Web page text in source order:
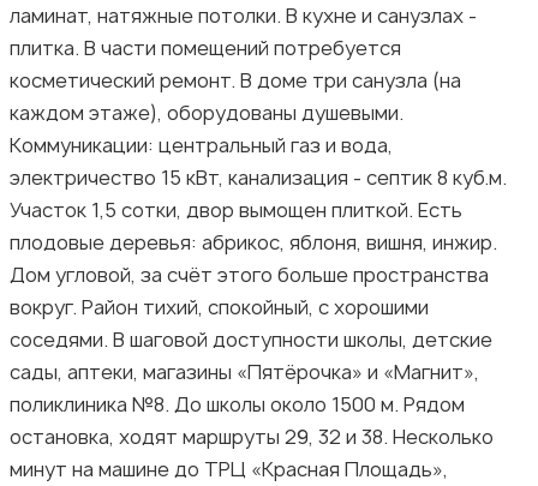
ламинат, натяжные потолки. В кухне и санузлах -
плитка. В части помещений потребуется
косметический ремонт. В доме три санузла (на
каждом этаже), оборудованы душевыми.
Коммуникации: центральный газ и вода,
электричество 15 кВт, канализация - септик 8 куб.м.
Участок 1,5 сотки, двор вымощен плиткой. Есть
плодовые деревья: абрикос, яблоня, вишня, инжир.
Дом угловой, за счёт этого больше пространства
вокруг. Район тихий, спокойный, с хорошими
соседями. В шаговой доступности школы, детские
сады, аптеки, магазины «Пятёрочка» и «Магнит»,
поликлиника №8. До школы около 1500 м. Рядом
остановка, ходят маршруты 29, 32 и 38. Несколько
минут на машине до ТРЦ «Красная Площадь»,